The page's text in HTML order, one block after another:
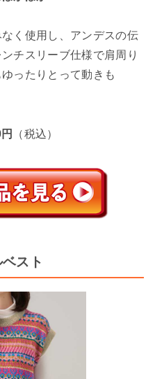
く使用し、アンデスの伝
チスリーブ仕様で肩周り
ったりとって動きも
（税込）
スト